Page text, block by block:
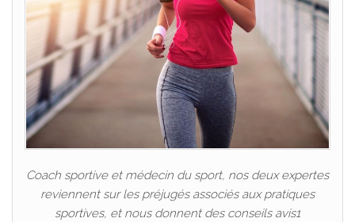
Coach sportive et médecin du sport, nos deux expertes
reviennent sur les préjugés associés aux pratiques
sportives, et nous donnent des conseils avis1